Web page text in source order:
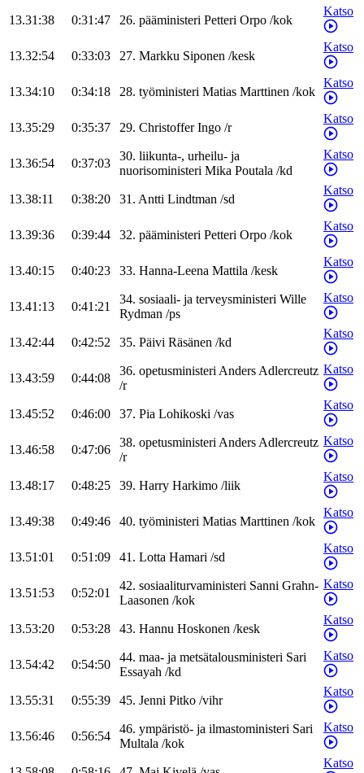
13.31:38 0:31:47 26. pääministeri Petteri Orpo /kok
Katso
13.32:54 0:33:03 27. Markku Siponen /kesk
Katso
13.34:10 0:34:18 28. työministeri Matias Marttinen /kok
Katso
13.35:29 0:35:37 29. Christoffer Ingo /r
Katso
13.36:54 0:37:03
30. liikunta-, urheilu- ja
nuorisoministeri Mika Poutala /kd
Katso
13.38:11 0:38:20 31. Antti Lindtman /sd
Katso
13.39:36 0:39:44 32. pääministeri Petteri Orpo /kok
Katso
13.40:15 0:40:23 33. Hanna-Leena Mattila /kesk
Katso
13.41:13 0:41:21
34. sosiaali- ja terveysministeri Wille
Rydman /ps
Katso
13.42:44 0:42:52 35. Päivi Räsänen /kd
Katso
13.43:59 0:44:08
36. opetusministeriAndersAdlercreutz
/r
Katso
13.45:52 0:46:00 37. Pia Lohikoski /vas
Katso
13.46:58 0:47:06
38. opetusministeriAndersAdlercreutz
/r
Katso
13.48:17 0:48:25 39. Harry Harkimo /liik
Katso
13.49:38 0:49:46 40. työministeri Matias Marttinen /kok
Katso
13.51:01 0:51:09 41. Lotta Hamari /sd
Katso
13.51:53 0:52:01
42. sosiaaliturvaministeri Sanni Grahn-
Laasonen /kok
Katso
13.53:20 0:53:28 43. Hannu Hoskonen /kesk
Katso
13.54:42 0:54:50
44. maa- ja metsätalousministeri Sari
Essayah /kd
Katso
13.55:31 0:55:39 45. Jenni Pitko /vihr
Katso
13.56:46 0:56:54
46. ympäristö- ja ilmastoministeri Sari
Multala /kok
Katso
Katso